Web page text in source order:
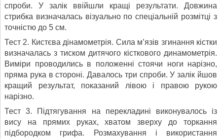
спроби. У залік ввійшли кращі результати. Довжина
стрибка визначалась візуально по спеціальній розмітці з
точністю до 5 см.
Тест 2. Кистєва дінамометрія. Сила м’язів згинання кістки
визначалась з тиском дитячого кісткового динамометрія.
Виміри проводились в положенні стоячи ноги нарізно,
пряма рука в стороні. Давалось три спроби. У залік йшов
кращий результат, показаний лівою і правою рукою
нарізно.
Тест 3. Підтягування на перекладині виконувалось із
вису на прямих руках, хватом зверху до торкання
підбородком грифа. Розмахування і використання